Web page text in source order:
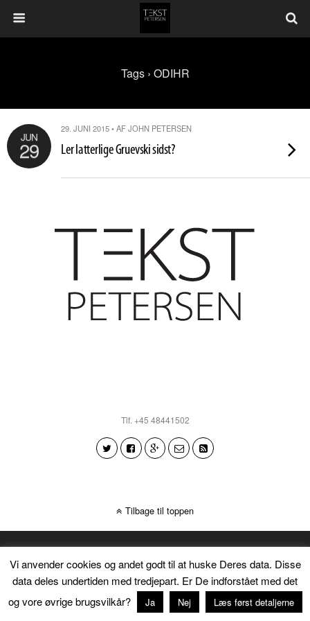
Tags › ODIHR
JUN
29
29. JUNI 2015 • AF JOHN PETERSEN
Ler latterlige Gruevski sidst?
Tlf. +45 48441502
Vi anvender cookies og andet godt til at huske Deres data. Disse
data deles undertiden med tredjepart. Er De indforstået med det
og vore øvrige brugsvilkår?
Ja Nej Læs først detaljerne
Tilbage til toppen